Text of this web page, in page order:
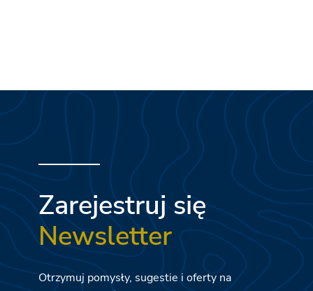
Zarejestruj się
Newsletter
Otrzymuj pomysły, sugestie i oferty na